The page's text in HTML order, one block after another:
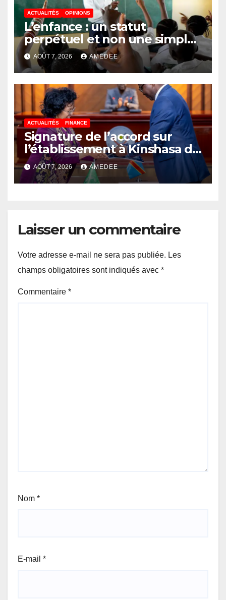
ACTUALITÉS OPINIONS
L’enfance : un statut
perpétuel et non une simple
étape de la vie
AOÛT 7, 2026 AMEDEE
ACTUALITÉS FINANCE
Signature de l’accord sur
l’établissement à Kinshasa du
bureau-pays de l’Agence de
développement de l’Union
africaine–Nouveau
(AUDA-NEPAD)
AOÛT 7, 2026 AMEDEE
Laisser un commentaire
Votre adresse e-mail ne sera pas publiée. Les
champs obligatoires sont indiqués avec *
Commentaire *
Nom *
E-mail *